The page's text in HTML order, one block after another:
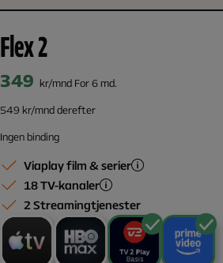
Flex 2
349 kr/mnd For 6 md.
549 kr/mnd derefter
Ingen binding
Viaplay film & serier
18 TV-kanaler
2 Streamingtjenester